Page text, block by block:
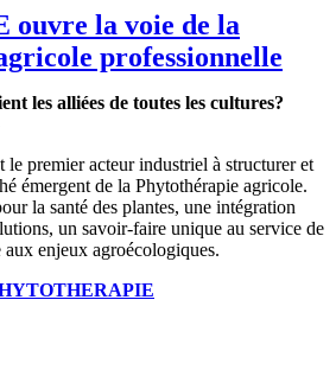
ouvre la voie de la
professionnelle
les alliées de toutes les cultures?
premier acteur industriel à structurer et
émergent de la Phytothérapie agricole.
la santé des plantes, une intégration
un savoir-faire unique au service de
enjeux agroécologiques.